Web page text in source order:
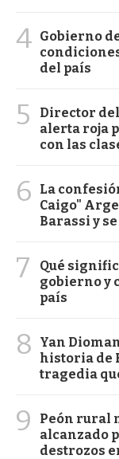
4 Gobierno
del país
5
Director
alerta roja
con las
6
La
Caigo"
Barassi y
7
Qué
gobierno y
país
8
Yan
historia de
tragedia
9
Peón rural
alcanzado
destrozos